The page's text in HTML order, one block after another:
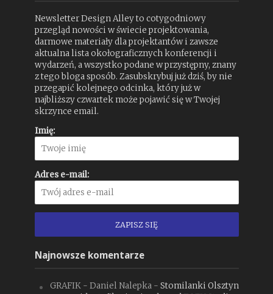
Newsletter Design Alley to cotygodniowy
przegląd nowości w świecie projektowania,
darmowe materiały dla projektantów i zawsze
aktualna lista okołograficznych konferencji i
wydarzeń, a wszystko podane w przystępny, znany
z tego bloga sposób. Zasubskrybuj już dziś, by nie
przegapić kolejnego odcinka, który już w
najbliższy czwartek może pojawić się w Twojej
skrzynce email.
Imię:
Adres e-mail:
Najnowsze komentarze
GRAFIK - Daniel Nalepka- Stomilanki Olsztyn